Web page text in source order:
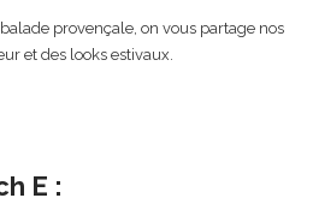
provençale, on vous partage nos
et des looks estivaux.
E :